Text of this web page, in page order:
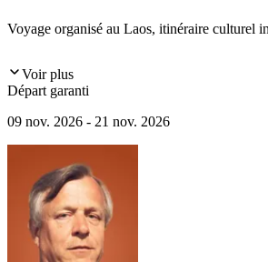
Voyage organisé au Laos, itinéraire culturel
Voir plus
Départ garanti
09 nov. 2026 - 21 nov. 2026